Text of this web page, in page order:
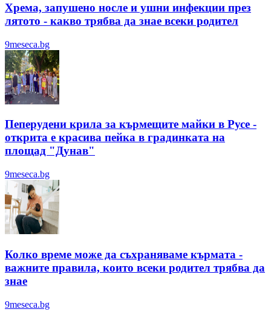
Хрема, запушено носле и ушни инфекции през
лятотo - какво трябва да знае всеки родител
9meseca.bg
Пеперудени крила за кърмещите майки в Русе -
открита е красива пейка в градинката на
площад "Дунав"
9meseca.bg
Колко време може да съхраняваме кърмата -
важните правила, които всеки родител трябва да
знае
9meseca.bg